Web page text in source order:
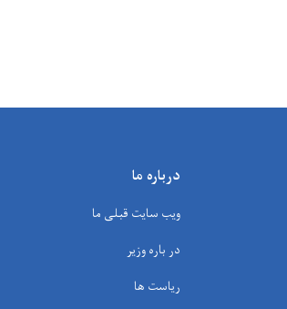
درباره ما
ویب سایت قبلی ما
در باره وزیر
ریاست ها